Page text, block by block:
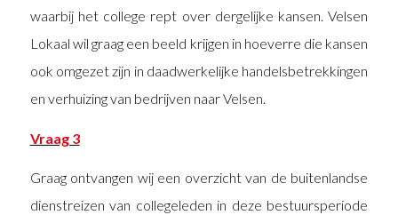
waarbij het college rept over dergelijke kansen. Velsen
Lokaal wil graag een beeld krijgen in hoeverre die kansen
ook omgezet zijn in daadwerkelijke handelsbetrekkingen
en verhuizing van bedrijven naar Velsen.
Vraag 3
Graag ontvangen wij een overzicht van de buitenlandse
dienstreizen van collegeleden in deze bestuursperiode